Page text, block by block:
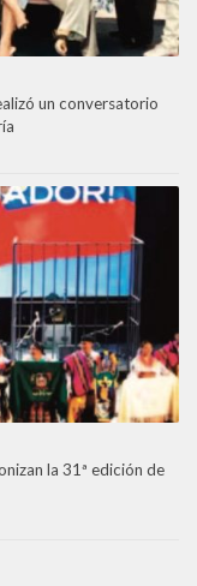
un conversatorio
la 31ª edición de